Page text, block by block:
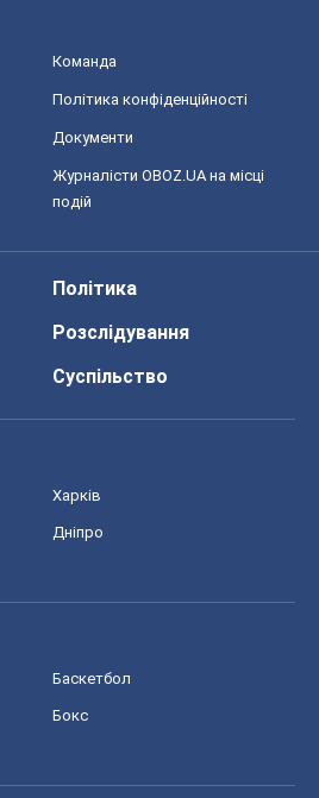
Команда
Політика конфіденційності
Документи
Журналісти OBOZ.UA на місці
подій
Політика
Розслідування
Суспільство
Харків
Дніпро
Баскетбол
Бокс